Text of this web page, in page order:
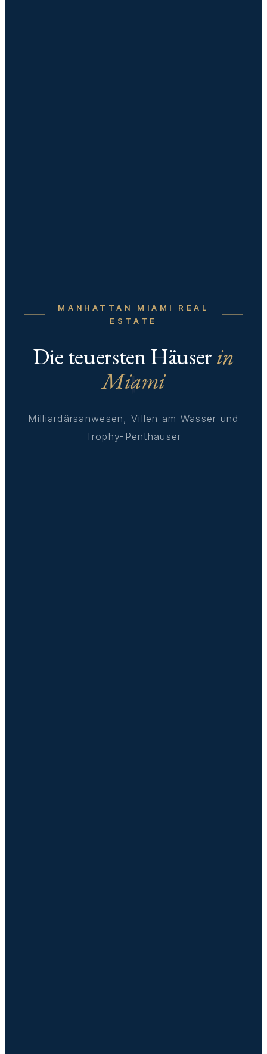
MANHATTAN MIAMI REAL
ESTATE
Die teuersten Häuserin
Miami
Milliardärsanwesen, Villen am Wasser und
Trophy-Penthäuser